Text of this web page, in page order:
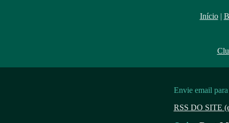
Início|
Envie email
RSS DO SITE